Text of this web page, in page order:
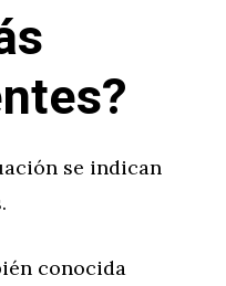
se indican
conocida